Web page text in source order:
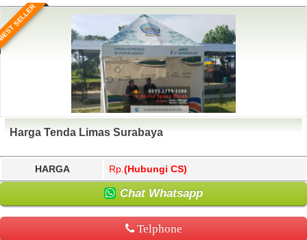
SELLER
Harga Tenda Limas Surabaya
HARGA Rp. (Hubungi CS)
Chat Whatsapp
Telphone